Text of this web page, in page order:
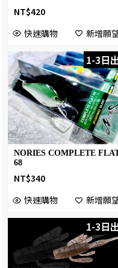
NT$420
快速購物
新增願
1-3日
NORIES COMPLETE
68
NT$340
快速購物
新增願
1-3日